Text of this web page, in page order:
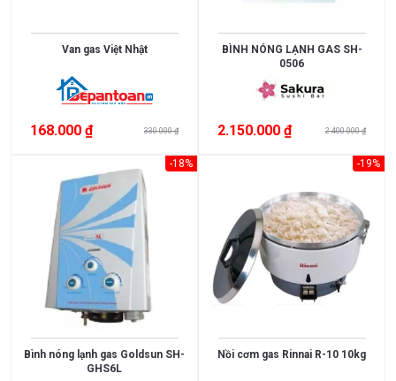
15.000.000
>
Van gas Việt Nhật
168.000 ₫ 330.000 ₫
BÌNH NÓNG LẠNH GAS SH-
0506
2.150.000 ₫ 2.400.000 ₫
-18%
Bình nóng lạnh gas Goldsun SH-
GHS6L
-19%
Nồi cơm gas Rinnai R-10 10kg